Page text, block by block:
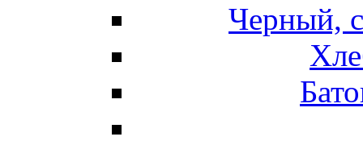
Черный,